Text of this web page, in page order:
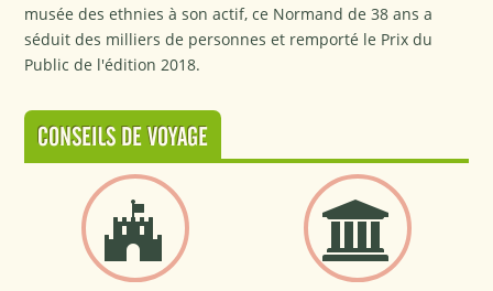
musée des ethnies à son actif, ce Normand de 38 ans a
séduit des milliers de personnes et remporté le Prix du
Public de l'édition 2018.
CONSEILS DE VOYAGE